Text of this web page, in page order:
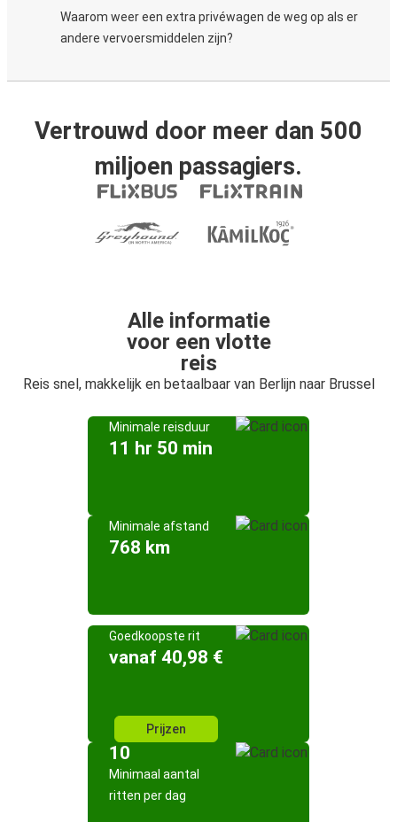
Waarom weer een extra privéwagen de weg op als er
andere vervoersmiddelen zijn?
Vertrouwd door meer dan 500
miljoen passagiers.
Alle informatie
voor een vlotte
reis
Reis snel, makkelijk en betaalbaar van Berlijn naar Brussel
Minimale reisduur
11 hr 50 min
Minimale afstand
768 km
Goedkoopste rit
vanaf 40,98 €
Prijzen
10
Minimaal aantal
ritten per dag